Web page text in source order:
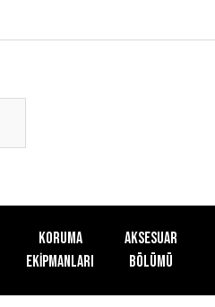
KORUMA
EKİPMANLARI
AKSESUAR
BÖLÜMÜ